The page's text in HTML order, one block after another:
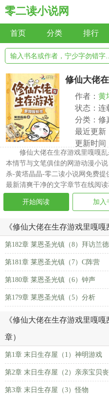
零二读小说网
首页 分类 排行
修仙大佬
作者： 黄
状态：连
分类：修
最近更新
更新时间
修仙大佬在生存游戏里嘎嘎
本情节与文笔俱佳的网游动漫小
杀-黄塔晶晶-零二读小说网免费
最新清爽干净的文字章节在线阅读
开始阅读 加入
《修仙大佬在生存游戏里嘎
第182章 莱恩圣光镇（8）拜访兰
第181章 莱恩圣光镇（7）C阵营
第180章 莱恩圣光镇（6）钟声
第179章 莱恩圣光镇（5）分析
《修仙大佬在生存游戏里嘎
章）
第1章 末日生存屋（1）神明游戏
第2章 末日生存屋（2）亲亲宝贝
第3章 末日生存屋（3）怪物